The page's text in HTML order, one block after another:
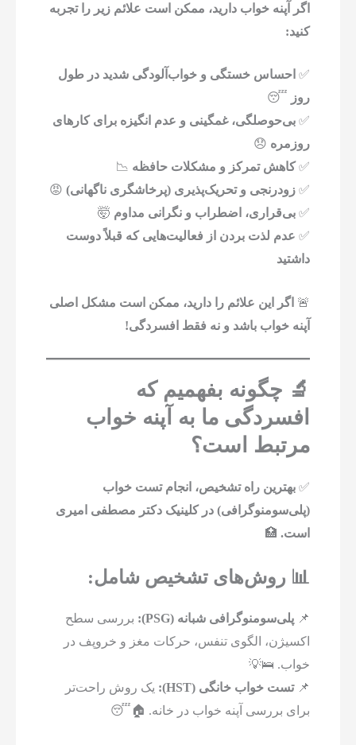
اگر آپنه خواب دارید، ممکن است علائم زیر را تجربه
کنید:
✅ احساس خستگی و خواب‌آلودگی شدید در طول
روز 😴
✅بی‌حوصلگی، غمگینی و عدم انگیزه برای کارهای
روزمره 😞
✅کاهش تمرکز و مشکلات حافظه 📉
✅زودرنجی و تحریک‌پذیری (پرخاشگری ناگهانی) 😡
✅بی‌قراری، اضطراب و نگرانی مداوم 🤯
✅ عدم لذت بردن از فعالیت‌هایی که قبلاً دوست
داشتید
🚨 اگر این علائم را دارید، ممکن است مشکل اصلی
آپنه خواب باشد و نه فقط افسردگی!
🔬 چگونه بفهمیم که
افسردگی ما به آپنه خواب
مرتبط است؟
✅بهترین راه تشخیص، انجام تست خواب
(پلی‌سومنوگرافی) در کلینیک دکتر مصطفی امیری
است. 🏥
📊 روش‌های تشخیص شامل:
📌پلی‌سومنوگرافی شبانه (PSG):
بررسی سطح
اکسیژن، الگوی تنفس، حرکات مغز و خروپف در
خواب. 🛌💡
📌تست خواب خانگی (HST):
یک روش راحت‌تر
برای بررسی آپنه خواب در خانه. 🏠😴